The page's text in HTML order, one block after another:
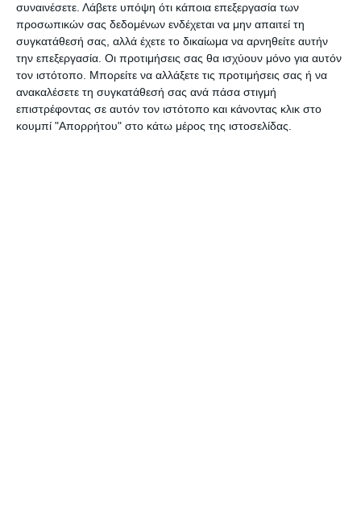
συναινέσετε. Λάβετε υπόψη ότι κάποια επεξεργασία των
προσωπικών σας δεδομένων ενδέχεται να μην απαιτεί τη
συγκατάθεσή σας, αλλά έχετε το δικαίωμα να αρνηθείτε αυτήν
την επεξεργασία. Οι προτιμήσεις σας θα ισχύουν μόνο για αυτόν
τον ιστότοπο. Μπορείτε να αλλάξετε τις προτιμήσεις σας ή να
ανακαλέσετε τη συγκατάθεσή σας ανά πάσα στιγμή
επιστρέφοντας σε αυτόν τον ιστότοπο και κάνοντας κλικ στο
κουμπί "Απορρήτου" στο κάτω μέρος της ιστοσελίδας.